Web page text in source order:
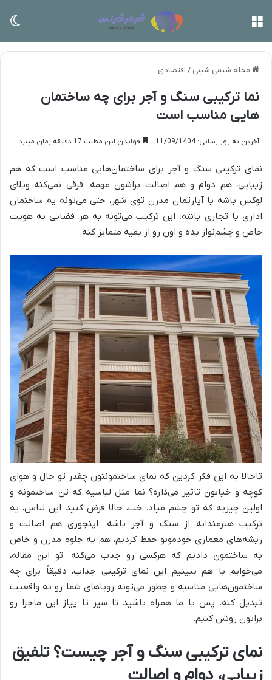
مجله شیمی شینی / اقتصادی
نما ترکیبی سنگ و آجر برای چه ساختمان
هایی مناسب است
آخرین به روز رسانی: 11/09/1404 خواندن این مطلب 17 دقیقه زمان میبرد
نمای ترکیبی سنگ و آجر برای ساختمان‌هایی مناسب است که هم
زیبایی، هم دوام و هم اصالت براشون مهمه. فرقی نمی‌کنه ویلای
لوکس باشه یا آپارتمان مدرن توی شهر، حتی می‌تونه یه ساختمان
اداری یا تجاری باشه؛ این ترکیب می‌تونه به هر فضایی یه هویت
خاص و چشم‌نواز بده و اون رو از بقیه متمایز کنه.
تاحالا به این فکر کردین که نمای ساختمونتون چقدر تو حال و هوای
کوچه و خیابون تاثیر می‌ذاره؟ نما مثل لباسیه که تن ساختمونه و
اولین چیزیه که تو چشم میاد. خب، حالا فرض کنید این لباس، یه
ترکیب هنرمندانه از سنگ و آجر باشه. اینجوری هم اصالت و
ریشه‌های معماری خودمونو حفظ کردیم، هم یه جلوه مدرن و خاص
به ساختمون دادیم که هرکسی رو جذب می‌کنه. تو این مقاله،
می‌خوایم با هم ببینیم این نمای ترکیبی جذاب، دقیقاً برای چه
ساختمون‌هایی مناسبه و چطور می‌تونه رویاهای شما رو به واقعیت
تبدیل کنه. پس با ما همراه باشید تا سیر تا پیاز این ماجرا رو
براتون روشن کنیم.
نمای ترکیبی سنگ و آجر چیست؟ تلفیق
زیبایی، دوام و اصالت